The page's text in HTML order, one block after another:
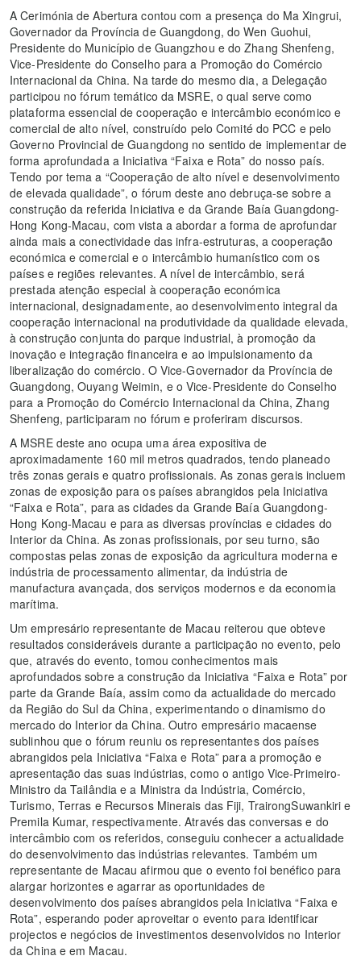
A Cerimónia de Abertura contou com a presença do Ma Xingrui,
Governador da Província de Guangdong, do Wen Guohui,
Presidente do Município de Guangzhou e do Zhang Shenfeng,
Vice-Presidente do Conselho para a Promoção do Comércio
Internacional da China. Na tarde do mesmo dia, a Delegação
participou no fórum temático da MSRE, o qual serve como
plataforma essencial de cooperação e intercâmbio económico e
comercial de alto nível, construído pelo Comité do PCC e pelo
Governo Provincial de Guangdong no sentido de implementar de
forma aprofundada a Iniciativa “Faixa e Rota” do nosso país.
Tendo por tema a “Cooperação de alto nível e desenvolvimento
de elevada qualidade”, o fórum deste ano debruça-se sobre a
construção da referida Iniciativa e da Grande Baía Guangdong-
Hong Kong-Macau, com vista a abordar a forma de aprofundar
ainda mais a conectividade das infra-estruturas, a cooperação
económica e comercial e o intercâmbio humanístico com os
países e regiões relevantes. A nível de intercâmbio, será
prestada atenção especial à cooperação económica
internacional, designadamente, ao desenvolvimento integral da
cooperação internacional na produtividade da qualidade elevada,
à construção conjunta do parque industrial, à promoção da
inovação e integração financeira e ao impulsionamento da
liberalização do comércio. O Vice-Governador da Província de
Guangdong, Ouyang Weimin, e o Vice-Presidente do Conselho
para a Promoção do Comércio Internacional da China, Zhang
Shenfeng, participaram no fórum e proferiram discursos.
A MSRE deste ano ocupa uma área expositiva de
aproximadamente 160 mil metros quadrados, tendo planeado
três zonas gerais e quatro profissionais. As zonas gerais incluem
zonas de exposição para os países abrangidos pela Iniciativa
“Faixa e Rota”, para as cidades da Grande Baía Guangdong-
Hong Kong-Macau e para as diversas províncias e cidades do
Interior da China. As zonas profissionais, por seu turno, são
compostas pelas zonas de exposição da agricultura moderna e
indústria de processamento alimentar, da indústria de
manufactura avançada, dos serviços modernos e da economia
marítima.
Um empresário representante de Macau reiterou que obteve
resultados consideráveis durante a participação no evento, pelo
que, através do evento, tomou conhecimentos mais
aprofundados sobre a construção da Iniciativa “Faixa e Rota” por
parte da Grande Baía, assim como da actualidade do mercado
da Região do Sul da China, experimentando o dinamismo do
mercado do Interior da China. Outro empresário macaense
sublinhou que o fórum reuniu os representantes dos países
abrangidos pela Iniciativa “Faixa e Rota” para a promoção e
apresentação das suas indústrias, como o antigo Vice-Primeiro-
Ministro da Tailândia e a Ministra da Indústria, Comércio,
Turismo, Terras e Recursos Minerais das Fiji, TrairongSuwankiri e
Premila Kumar, respectivamente. Através das conversas e do
intercâmbio com os referidos, conseguiu conhecer a actualidade
do desenvolvimento das indústrias relevantes. Também um
representante de Macau afirmou que o evento foi benéfico para
alargar horizontes e agarrar as oportunidades de
desenvolvimento dos países abrangidos pela Iniciativa “Faixa e
Rota”, esperando poder aproveitar o evento para identificar
projectos e negócios de investimentos desenvolvidos no Interior
da China e em Macau.